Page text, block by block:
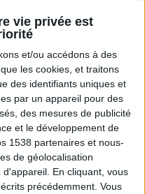
vie privée est
et/ou accédons à des
les cookies, et traitons
des identifiants uniques et
par un appareil pour des
des mesures de publicité
et le développement de
1538 partenaires et nous-
de géolocalisation
d'appareil. En cliquant, vous
précédemment. Vous
écarts voir
faire, si je vois que
je stagne au niveau
Je suis sous
est-ce ça ?
indiqués sans sucre
ils
le programme ?
la purée (
juste flocon+lait
marque
j'accompagne avec